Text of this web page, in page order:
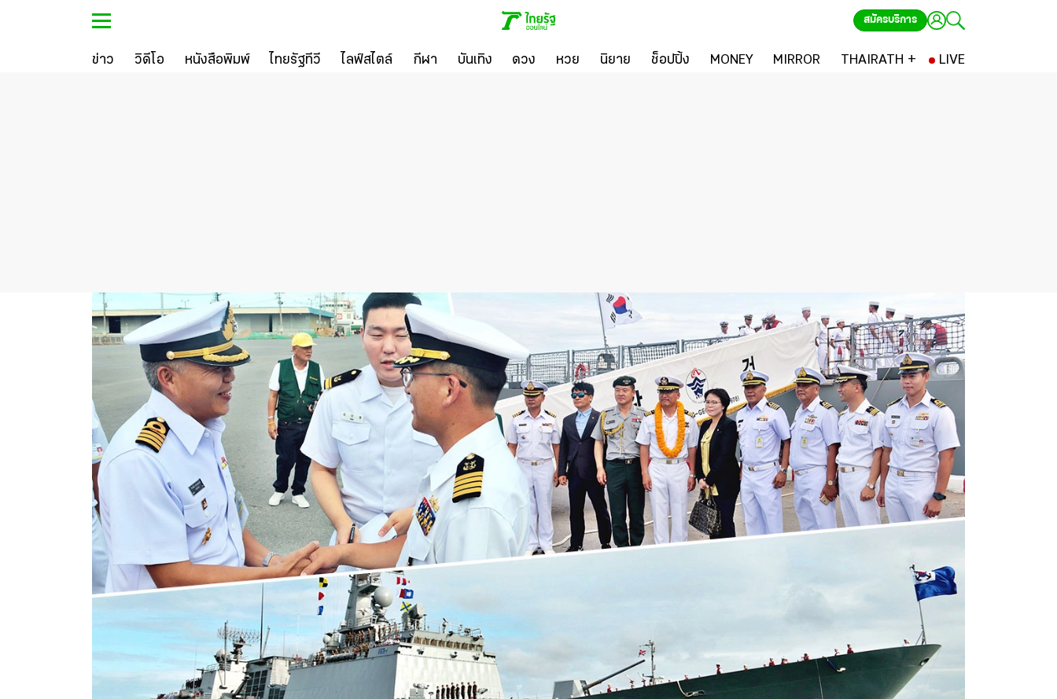
สมัครบริการ
ข่าว วิดีโอ หนังสือพิมพ์ ไทยรัฐทีวี ไลฟ์สไตล์ กีฬา บันเทิง ดวง หวย นิยาย ช็อปปิ้ง MONEY MIRROR THAIRATH + LIVE